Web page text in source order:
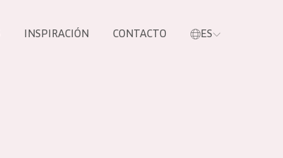
INSPIRACIÓN CONTACTO ES